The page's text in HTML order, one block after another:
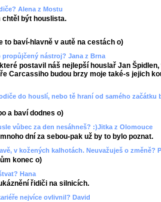
Alena z Mostu
chtěl být houslista.
to baví-hlavně v autě na cestách o)
propůjčený nástroj? Jana z Brna
postavil náš nejlepší houslař Jan
Carcassiho budou brzy moje také-s jejich
do houslí, nebo tě hraní od samého začátku
a baví dodnes o)
vůbec za den nesáhneš? :)Jitka z Olomouce
dní za sebou-pak už by to bylo poznat.
v kožených kalhotách. Neuvažuješ o změně?
konec o)
Hana
řidiči na silnicích.
nejvíce ovlivnil? David